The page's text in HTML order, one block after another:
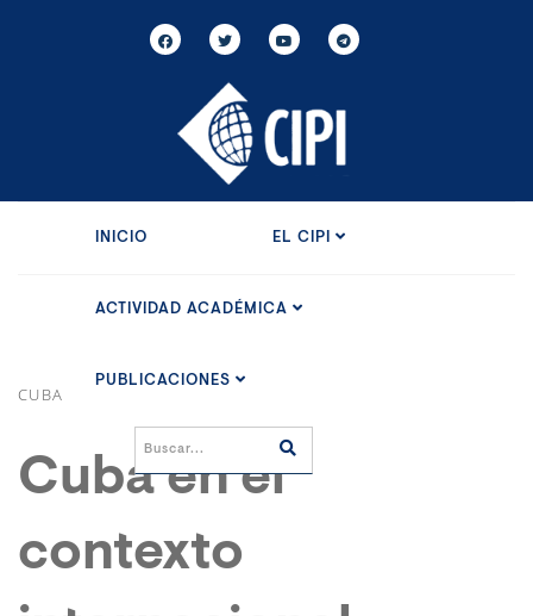
INICIO EL CIPI
ACTIVIDAD ACADÉMICA
PUBLICACIONES
CUBA
Cuba en el
contexto